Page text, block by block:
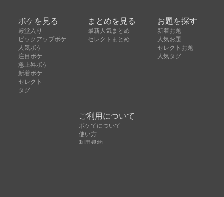
ボケを見る
殿堂入り
ピックアップボケ
人気ボケ
注目ボケ
急上昇ボケ
新着ボケ
セレクト
タグ
まとめを見る
最新人気まとめ
セレクトまとめ
お題を探す
新着お題
人気お題
セレクトお題
人気タグ
ご利用について
ボケてについて
使い方
利用規約